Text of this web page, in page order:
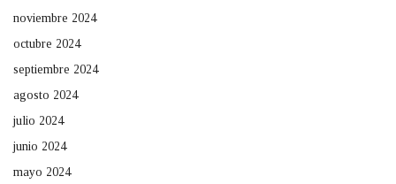
noviembre 2024
octubre 2024
septiembre 2024
agosto 2024
julio 2024
junio 2024
mayo 2024